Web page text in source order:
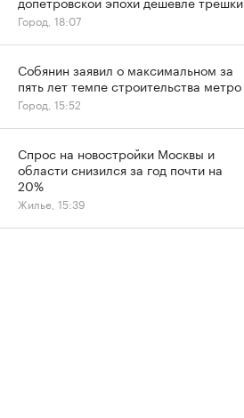
Город, 18:07
Собянин заявил о максимальном за
пять лет темпе строительства метро
Город, 15:52
Спрос на новостройки Москвы и
области снизился за год почти на
20%
Жилье, 15:39